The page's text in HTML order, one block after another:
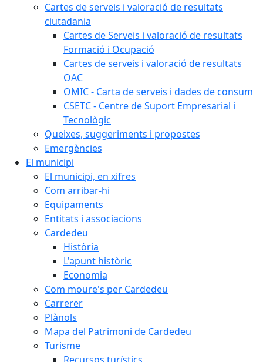
Cartes de serveis i valoració de resultats
ciutadania
Cartes de Serveis i valoració de resultats
Formació i Ocupació
Cartes de serveis i valoració de resultats
OAC
OMIC - Carta de serveis i dades de consum
CSETC - Centre de Suport Empresarial i
Tecnològic
Queixes, suggeriments i propostes
Emergències
El municipi
El municipi, en xifres
Com arribar-hi
Equipaments
Entitats i associacions
Cardedeu
Història
L'apunt històric
Economia
Com moure's per Cardedeu
Carrerer
Plànols
Mapa del Patrimoni de Cardedeu
Turisme